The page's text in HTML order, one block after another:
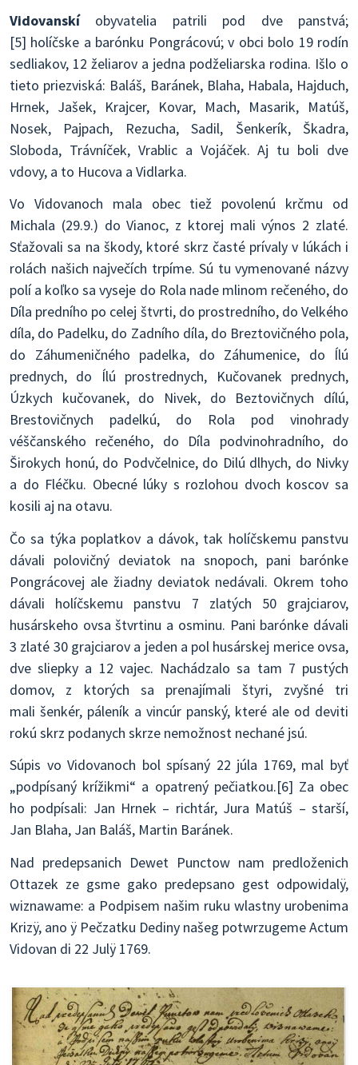
Vidovanskí obyvatelia patrili pod dve panstvá;
[5] holíčske a barónku Pongrácovú; v obci bolo 19 rodín
sedliakov, 12 želiarov a jedna podželiarska rodina. Išlo o
tieto priezviská: Baláš, Baránek, Blaha, Habala, Hajduch,
Hrnek, Jašek, Krajcer, Kovar, Mach, Masarik, Matúš,
Nosek, Pajpach, Rezucha, Sadil, Šenkerík, Škadra,
Sloboda, Trávníček, Vrablic a Vojáček. Aj tu boli dve
vdovy, a to Hucova a Vidlarka.
Vo Vidovanoch mala obec tiež povolenú krčmu od
Michala (29.9.) do Vianoc, z ktorej mali výnos 2 zlaté.
Sťažovali sa na škody, ktoré skrz časté prívaly v lúkách i
rolách našich največích trpíme. Sú tu vymenované názvy
polí a koľko sa vyseje do Rola nade mlinom rečeného, do
Díla predního po celej štvrti, do prostredního, do Velkého
díla, do Padelku, do Zadního díla, do Breztovičného pola,
do Záhumeničného padelka, do Záhumenice, do Ílú
prednych, do Ílú prostrednych, Kučovanek prednych,
Úzkych kučovanek, do Nivek, do Beztovičnych dílú,
Brestovičnych padelkú, do Rola pod vinohrady
véščanského rečeného, do Díla podvinohradního, do
Širokych honú, do Podvčelnice, do Dilú dlhych, do Nivky
a do Fléčku. Obecné lúky s rozlohou dvoch koscov sa
kosili aj na otavu.
Čo sa týka poplatkov a dávok, tak holíčskemu panstvu
dávali polovičný deviatok na snopoch, pani barónke
Pongrácovej ale žiadny deviatok nedávali. Okrem toho
dávali holíčskemu panstvu 7 zlatých 50 grajciarov,
husárskeho ovsa štvrtinu a osminu. Pani barónke dávali
3 zlaté 30 grajciarov a jeden a pol husárskej merice ovsa,
dve sliepky a 12 vajec. Nachádzalo sa tam 7 pustých
domov, z ktorých sa prenajímali štyri, zvyšné tri
mali šenkér, páleník a vincúr panský, které ale od deviti
rokú skrz podanych skrze nemožnost nechané jsú.
Súpis vo Vidovanoch bol spísaný 22 júla 1769, mal byť
„podpísaný krížikmi“ a opatrený pečiatkou.[6] Za obec
ho podpísali: Jan Hrnek – richtár, Jura Matúš – starší,
Jan Blaha, Jan Baláš, Martin Baránek.
Nad predepsanich Dewet Punctow nam predloženich
Ottazek ze gsme gako predepsano gest odpowidalÿ,
wiznawame: a Podpisem našim ruku wlastny urobenima
Krizÿ, ano ÿ Pečzatku Dediny našeg potwrzugeme Actum
Vidovan di 22 Julÿ 1769.